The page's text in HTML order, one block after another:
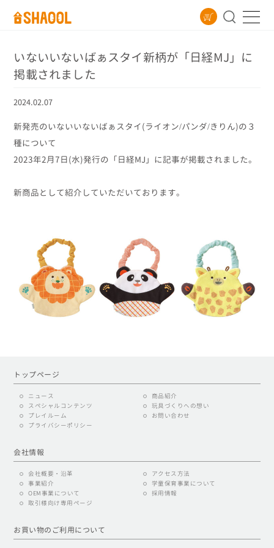
いないいないばぁスタイ新柄が「日経MJ」に
掲載されました
2024.02.07
新発売のいないいないばぁスタイ(ライオン/パンダ/きりん)の３
種について
2023年2月7日(水)発行の「日経MJ」に記事が掲載されました。
新商品として紹介していただいております。
トップページ
ニュース
商品紹介
スペシャルコンテンツ
玩具づくりへの想い
プレイルーム
お問い合わせ
プライバシーポリシー
会社情報
会社概要・沿革
アクセス方法
事業紹介
学童保育事業について
OEM事業について
採用情報
取引様向け専用ページ
お買い物のご利用について